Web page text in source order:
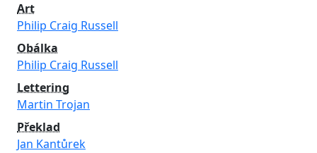
Art
Philip Craig Russell
Obálka
Philip Craig Russell
Lettering
Martin Trojan
Překlad
Jan Kantůrek